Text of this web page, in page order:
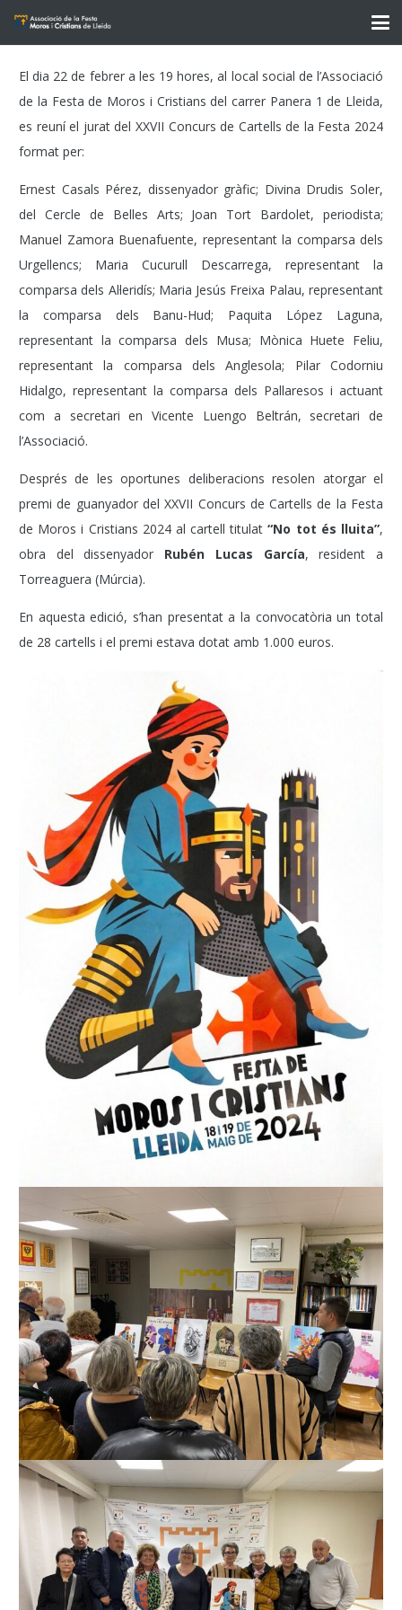
El dia 22 de febrer a les 19 hores, al local social de l’Associació
de la Festa de Moros i Cristians del carrer Panera 1 de Lleida,
es reuní el jurat del XXVII Concurs de Cartells de la Festa 2024
format per:
Ernest Casals Pérez, dissenyador gràfic; Divina Drudis Soler,
del Cercle de Belles Arts; Joan Tort Bardolet, periodista;
Manuel Zamora Buenafuente, representant la comparsa dels
Urgellencs; Maria Cucurull Descarrega, representant la
comparsa dels Al·leridís; Maria Jesús Freixa Palau, representant
la comparsa dels Banu-Hud; Paquita López Laguna,
representant la comparsa dels Musa; Mònica Huete Feliu,
representant la comparsa dels Anglesola; Pilar Codorniu
Hidalgo, representant la comparsa dels Pallaresos i actuant
com a secretari en Vicente Luengo Beltrán, secretari de
l’Associació.
Després de les oportunes deliberacions resolen atorgar el
premi de guanyador del XXVII Concurs de Cartells de la Festa
de Moros i Cristians 2024 al cartell titulat“No tot és lluita”,
obra del dissenyador Rubén Lucas García, resident a
Torreaguera (Múrcia).
En aquesta edició, s’han presentat a la convocatòria un total
de 28 cartells i el premi estava dotat amb 1.000 euros.